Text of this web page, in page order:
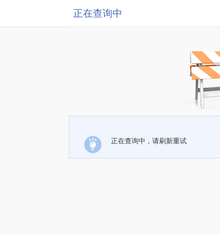
正在查询中
正在查询中，请刷新重试